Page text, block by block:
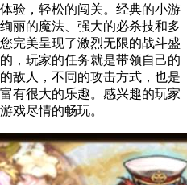
验，轻松的闯关。经典的小游
丽的魔法、强大的必杀技和多
完美呈现了激烈无限的战斗盛
，玩家的任务就是带领自己的
敌人，不同的攻击方式，也是
有很大的乐趣。感兴趣的玩家
戏尽情的畅玩。